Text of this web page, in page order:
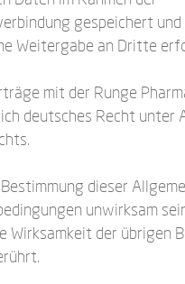
gespeichert
Weitergabe an Dritte
mit der Runge
deutsches Recht unter
dieser
unwirksam
Wirksamkeit der übrigen